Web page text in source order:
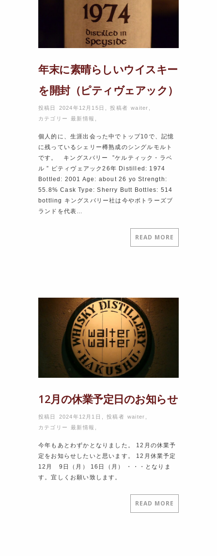
年末に素晴らしいウイスキー
を開封（ピティヴェアック）
投稿日 2024年12月15日 ,投稿者waiter
カテゴリー最新情報
個人的に、生涯出会った中でトップ10で、記憶
に残っているシェリー樽熟成のシングルモルト
です。 キングスバリー ”ケルティック・ラベ
ル ” ピティヴェアック26年 Distilled: 1974
Bottled: 2001 Age: about 26 yo Strength:
55.8% Cask Type: Sherry Butt Bottles: 514
bottling キングスバリー社は今やボトラーズブ
ランドを代表…
READ MORE
12月の休業予定日のお知らせ
投稿日 2024年12月1日 ,投稿者waiter ,
カテゴリー最新情報 ,
今年もあとわずかとなりました。 12月の休業予
定をお知らせしたいと思います。 12月休業予定
12月 9日（月） 16日（月） ・・・となりま
す。宜しくお願い致します。
READ MORE